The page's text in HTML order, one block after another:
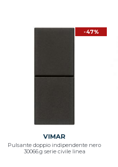
-47%
VIMAR
Pulsante doppio indipendente nero
30066.g serie civile linea